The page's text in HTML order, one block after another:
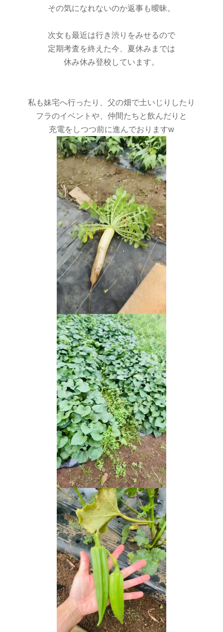
その気になれないのか返事も曖昧。
次女も最近は行き渋りをみせるので
定期考査を終えた今、夏休みまでは
休み休み登校しています。
私も妹宅へ行ったり、父の畑で土いじりしたり
フラのイベントや、仲間たちと飲んだりと
充電をしつつ前に進んでおりますw